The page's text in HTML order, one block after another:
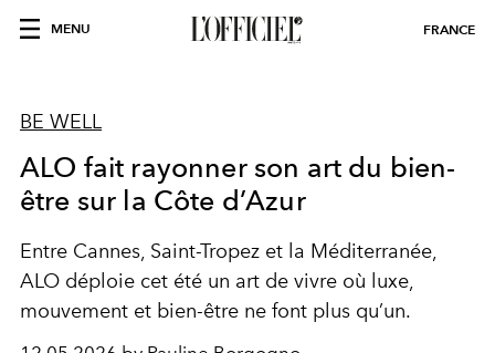
MENU FRANCE
BE WELL
ALO fait rayonner son art du bien-
être sur la Côte d’Azur
Entre Cannes, Saint-Tropez et la Méditerranée,
ALO déploie cet été un art de vivre où luxe,
mouvement et bien-être ne font plus qu’un.